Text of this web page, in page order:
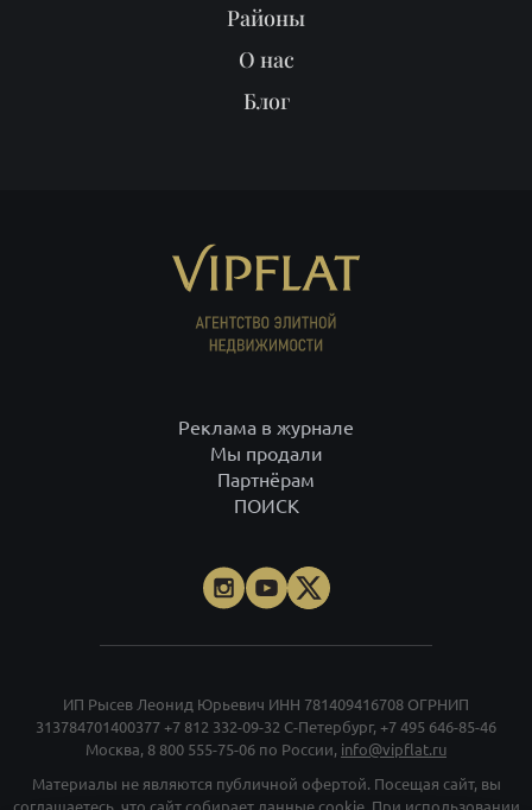
Районы
О нас
Блог
Реклама в журнале
Мы продали
Партнёрам
ПОИСК
ИП Рысев Леонид Юрьевич ИНН 781409416708 ОГРНИП
313784701400377 +7 812 332-09-32 С-Петербург, +7 495 646-85-46
Москва, 8 800 555-75-06 по России, info@vipflat.ru
Материалы не являются публичной офертой. Посещая сайт, вы